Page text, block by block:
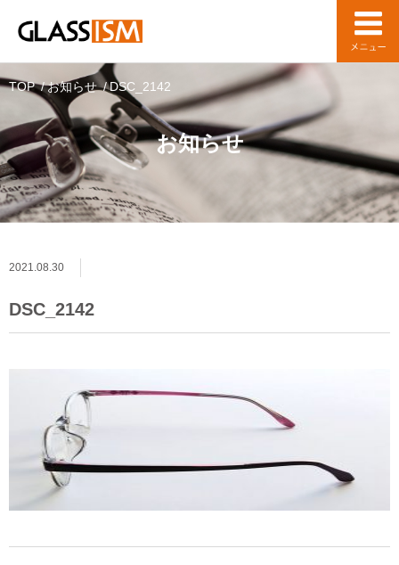
お知らせ
TOP お知らせ DSC_2142
2021.08.30
DSC_2142